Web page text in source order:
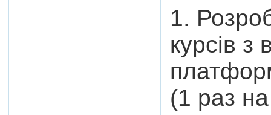
1.
курсів з
(1 раз